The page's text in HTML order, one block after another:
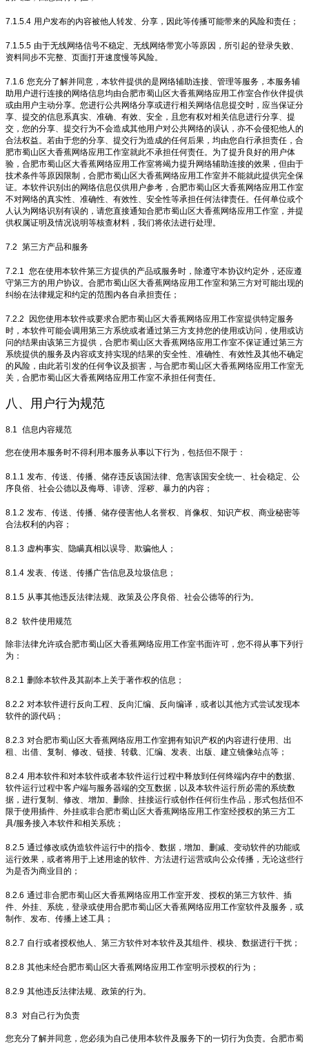
7.1.5.4 用户发布的内容被他人转发、分享，因此等传播可能带来的风险和责任；
7.1.5.5 由于无线网络信号不稳定、无线网络带宽小等原因，所引起的登录失败、
资料同步不完整、页面打开速度慢等风险。
7.1.6 您充分了解并同意，本软件提供的是网络辅助连接、管理等服务，本服务辅
助用户进行连接的网络信息均由合肥市蜀山区大香蕉网络应用工作室合作伙伴提供
或由用户主动分享。您进行公共网络分享或进行相关网络信息提交时，应当保证分
享、提交的信息系真实、准确、有效、安全，且您有权对相关信息进行分享、提
交，您的分享、提交行为不会造成其他用户对公共网络的误认，亦不会侵犯他人的
合法权益。若由于您的分享、提交行为造成的任何后果，均由您自行承担责任，合
肥市蜀山区大香蕉网络应用工作室就此不承担任何责任。为了提升良好的用户体
验，合肥市蜀山区大香蕉网络应用工作室将竭力提升网络辅助连接的效果，但由于
技术条件等原因限制，合肥市蜀山区大香蕉网络应用工作室并不能就此提供完全保
证。本软件识别出的网络信息仅供用户参考，合肥市蜀山区大香蕉网络应用工作室
不对网络的真实性、准确性、有效性、安全性等承担任何法律责任。任何单位或个
人认为网络识别有误的，请您直接通知合肥市蜀山区大香蕉网络应用工作室，并提
供权属证明及情况说明等核查材料，我们将依法进行处理。
7.2 第三方产品和服务
7.2.1 您在使用本软件第三方提供的产品或服务时，除遵守本协议约定外，还应遵
守第三方的用户协议。合肥市蜀山区大香蕉网络应用工作室和第三方对可能出现的
纠纷在法律规定和约定的范围内各自承担责任；
7.2.2
因您使用本软件或要求合肥市蜀山区大香蕉网络应用工作室提供特定服务
时，本软件可能会调用第三方系统或者通过第三方支持您的使用或访问，使用或访
问的结果由该第三方提供，合肥市蜀山区大香蕉网络应用工作室不保证通过第三方
系统提供的服务及内容或支持实现的结果的安全性、准确性、有效性及其他不确定
的风险，由此若引发的任何争议及损害，与合肥市蜀山区大香蕉网络应用工作室无
关，合肥市蜀山区大香蕉网络应用工作室不承担任何责任。
八、用户行为规范
8.1 信息内容规范
您在使用本服务时不得利用本服务从事以下行为，包括但不限于：
8.1.1 发布、传送、传播、储存违反该国法律、危害该国安全统一、社会稳定、公
序良俗、社会公德以及侮辱、诽谤、淫秽、暴力的内容；
8.1.2 发布、传送、传播、储存侵害他人名誉权、肖像权、知识产权、商业秘密等
合法权利的内容；
8.1.3 虚构事实、隐瞒真相以误导、欺骗他人；
8.1.4 发表、传送、传播广告信息及垃圾信息；
8.1.5 从事其他违反法律法规、政策及公序良俗、社会公德等的行为。
8.2 软件使用规范
除非法律允许或合肥市蜀山区大香蕉网络应用工作室书面许可，您不得从事下列行
为：
8.2.1 删除本软件及其副本上关于著作权的信息；
8.2.2 对本软件进行反向工程、反向汇编、反向编译，或者以其他方式尝试发现本
软件的源代码；
8.2.3 对合肥市蜀山区大香蕉网络应用工作室拥有知识产权的内容进行使用、出
租、出借、复制、修改、链接、转载、汇编、发表、出版、建立镜像站点等；
8.2.4 用本软件和对本软件或者本软件运行过程中释放到任何终端内存中的数据、
软件运行过程中客户端与服务器端的交互数据，以及本软件运行所必需的系统数
据，进行复制、修改、增加、删除、挂接运行或创作任何衍生作品，形式包括但不
限于使用插件、外挂或非合肥市蜀山区大香蕉网络应用工作室经授权的第三方工
具/服务接入本软件和相关系统；
8.2.5 通过修改或伪造软件运行中的指令、数据，增加、删减、变动软件的功能或
运行效果，或者将用于上述用途的软件、方法进行运营或向公众传播，无论这些行
为是否为商业目的；
8.2.6 通过非合肥市蜀山区大香蕉网络应用工作室开发、授权的第三方软件、插
件、外挂、系统，登录或使用合肥市蜀山区大香蕉网络应用工作室软件及服务，或
制作、发布、传播上述工具；
8.2.7 自行或者授权他人、第三方软件对本软件及其组件、模块、数据进行干扰；
8.2.8 其他未经合肥市蜀山区大香蕉网络应用工作室明示授权的行为；
8.2.9 其他违反法律法规、政策的行为。
8.3 对自己行为负责
您充分了解并同意，您必须为自己使用本软件及服务下的一切行为负责。合肥市蜀